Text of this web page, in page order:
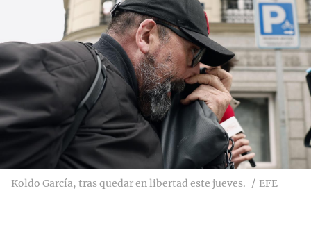
Koldo García, tras quedar en libertad este jueves. EFE